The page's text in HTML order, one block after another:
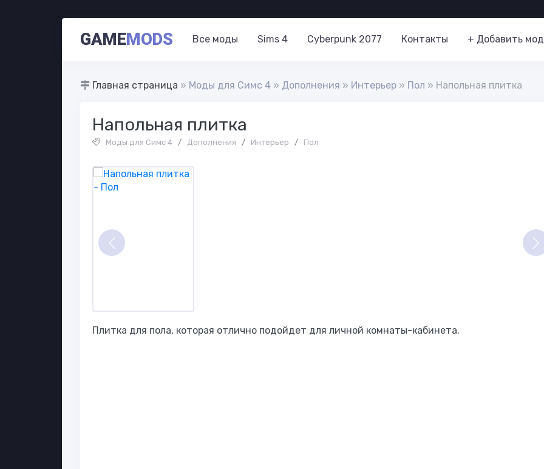
GAMEMODS Все моды Sims 4 Cyberpunk 2077 Контакты + Добавить мод
Главная страница » Моды для Симс 4 » Дополнения » Интерьер » Пол » Напольная плитка
Напольная плитка
Моды для Симс 4 / Дополнения / Интерьер / Пол
Плитка для пола, которая отлично подойдет для личной комнаты-кабинета.